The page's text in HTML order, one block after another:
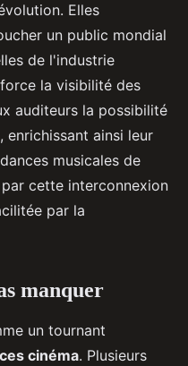
Elles
un public mondial
de l'industrie
la visibilité des
auditeurs la possibilité
enrichissant ainsi leur
musicales de
cette interconnexion
par la
manquer
un tournant
cinéma. Plusieurs